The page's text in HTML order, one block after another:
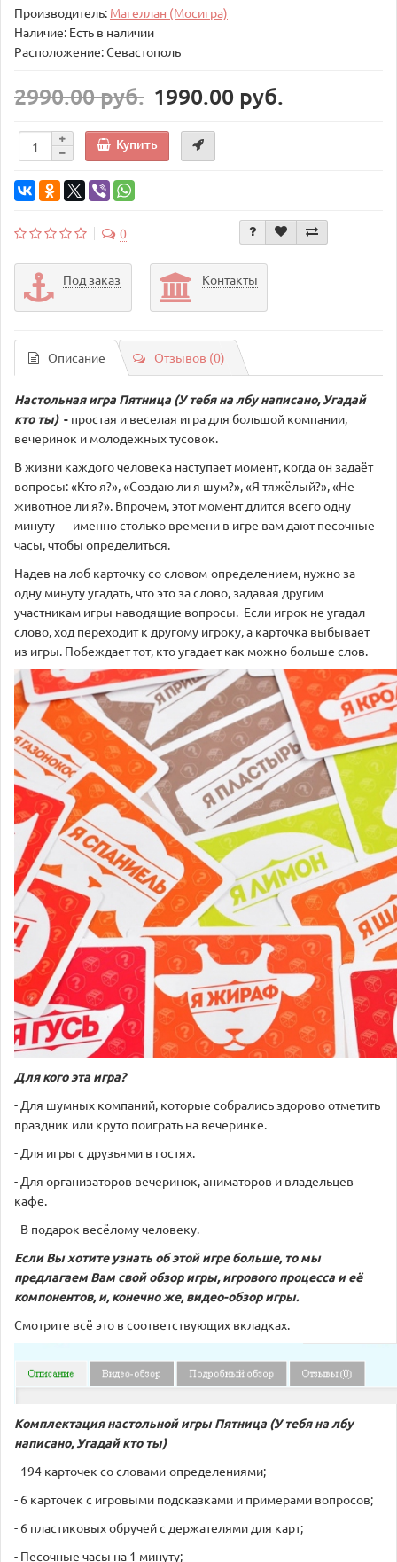
Производитель: Магеллан (Мосигра)
Наличие: Есть в наличии
Расположение: Севастополь
2990.00 руб. 1990.00 руб.
Купить
0
Под заказ Контакты
Описание Отзывов (0)
Настольная игра Пятница (У тебя на лбу написано, Угадай
кто ты) - простая и веселая игра для большой компании,
вечеринок и молодежных тусовок.
В жизни каждого человека наступает момент, когда он задаёт
вопросы: «Кто я?», «Создаю ли я шум?», «Я тяжёлый?», «Не
животное ли я?». Впрочем, этот момент длится всего одну
минуту ― именно столько времени в игре вам дают песочные
часы, чтобы определиться.
Надев на лоб карточку со словом-определением, нужно за
одну минуту угадать, что это за слово, задавая другим
участникам игры наводящие вопросы. Если игрок не угадал
слово, ход переходит к другому игроку, а карточка выбывает
из игры. Побеждает тот, кто угадает как можно больше слов.
Для кого эта игра?
- Для шумных компаний, которые собрались здорово отметить
праздник или круто поиграть на вечеринке.
- Для игры с друзьями в гостях.
- Для организаторов вечеринок, аниматоров и владельцев
кафе.
- В подарок весёлому человеку.
Если Вы хотите узнать об этой игре больше, то мы
предлагаем Вам свой обзор игры, игрового процесса и её
компонентов, и, конечно же, видео-обзор игры.
Смотрите всё это в соответствующих вкладках.
Комплектация настольной игрыПятница (У тебя на лбу
написано, Угадай кто ты)
- 194 карточек со словами-определениями;
- 6 карточек с игровыми подсказками и примерами вопросов;
- 6 пластиковых обручей с держателями для карт;
- Песочные часы на 1 минуту;